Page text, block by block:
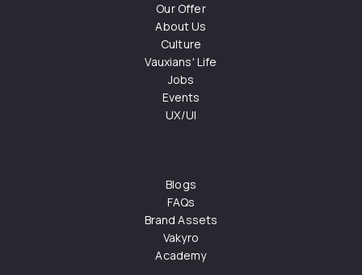
Our Offer
About Us
Culture
Vauxians' Life
Jobs
Events
UX/UI
Blogs
FAQs
Brand Assets
Vakyro
Academy